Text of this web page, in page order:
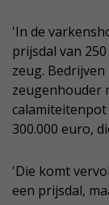
'In de
prijsdal van
zeug.
zeugenhouder
300.000 euro,
'Die komt
een prijsdal,